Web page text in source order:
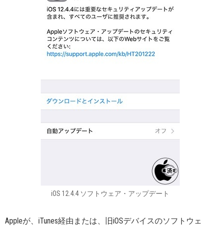
iOS 12.4.4 ソフトウェア・アップデート
Appleが、iTunes経由または、旧iOSデバイスのソフトウェ